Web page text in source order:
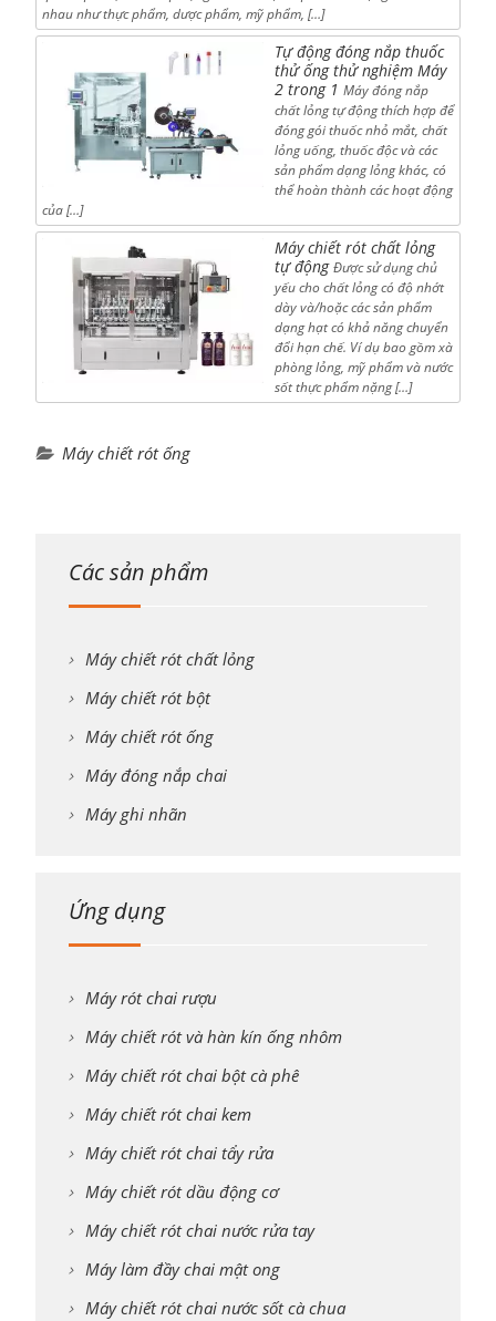
nhau như thực phẩm, dược phẩm, mỹ phẩm, […]
Tự động đóng nắp thuốc
thử ống thử nghiệm Máy
2 trong 1 Máy đóng nắp
chất lỏng tự động thích hợp để
đóng gói thuốc nhỏ mắt, chất
lỏng uống, thuốc độc và các
sản phẩm dạng lỏng khác, có
thể hoàn thành các hoạt động
của […]
Máy chiết rót chất lỏng
tự động Được sử dụng chủ
yếu cho chất lỏng có độ nhớt
dày và/hoặc các sản phẩm
dạng hạt có khả năng chuyển
đổi hạn chế. Ví dụ bao gồm xà
phòng lỏng, mỹ phẩm và nước
sốt thực phẩm nặng […]
Máy chiết rót ống
Các sản phẩm
Máy chiết rót chất lỏng
Máy chiết rót bột
Máy chiết rót ống
Máy đóng nắp chai
Máy ghi nhãn
Ứng dụng
Máy rót chai rượu
Máy chiết rót và hàn kín ống nhôm
Máy chiết rót chai bột cà phê
Máy chiết rót chai kem
Máy chiết rót chai tẩy rửa
Máy chiết rót dầu động cơ
Máy chiết rót chai nước rửa tay
Máy làm đầy chai mật ong
Máy chiết rót chai nước sốt cà chua